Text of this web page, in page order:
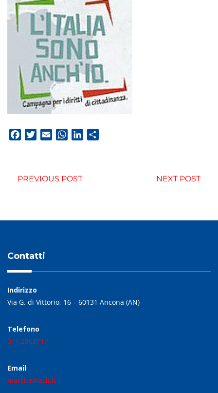
FacebookTwitterEmail WhatsApp
LinkedIn
PREVIOUS POST NEXT POST
Contatti
Indirizzo
Via G. di Vittorio, 16 – 60131 Ancona (AN)
Telefono
071.2868717
Email
marche@acli.it